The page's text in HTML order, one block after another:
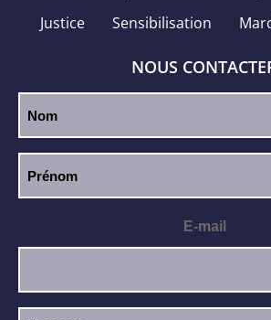
Justice
Sensibilisation
NOUS
E-mail